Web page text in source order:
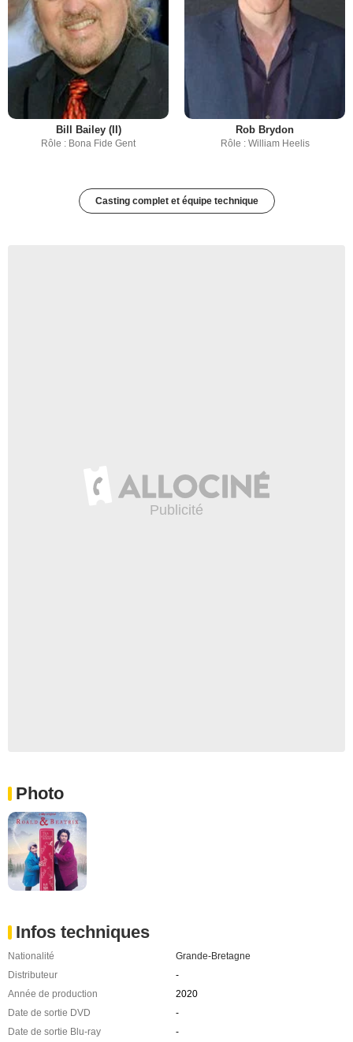
Bill Bailey (II)
Rôle : Bona Fide Gent
Rob Brydon
Rôle : William Heelis
Casting complet et équipe technique
Photo
Infos techniques
Nationalité
Grande-Bretagne
Distributeur
-
Année de production
2020
Date de sortie DVD
-
Date de sortie Blu-ray
-